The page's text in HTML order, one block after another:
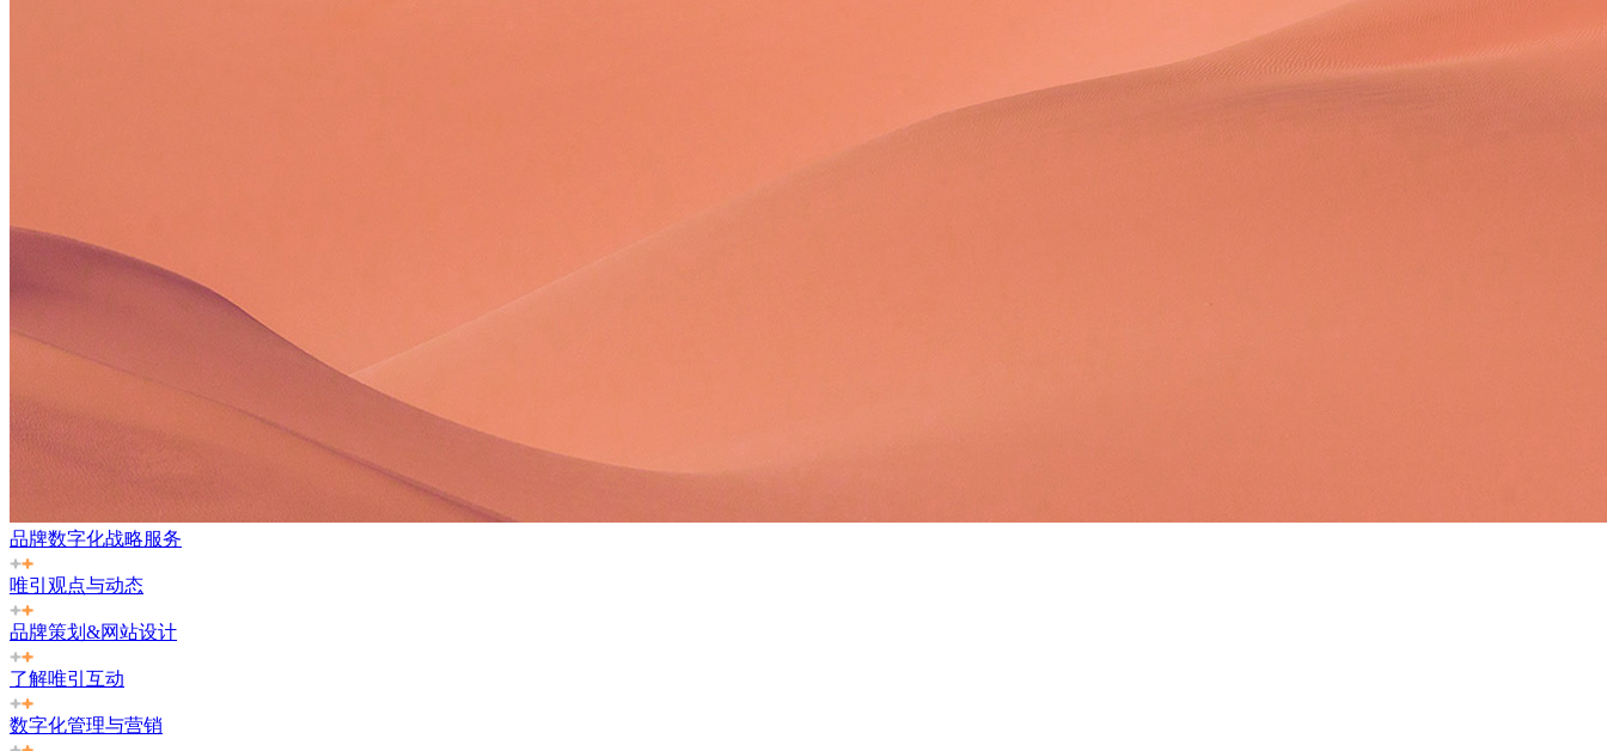
品牌数字化战略服务
唯引观点与动态
品牌策划&网站设计
了解唯引互动
数字化管理与营销